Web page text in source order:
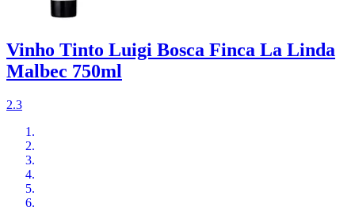
Vinho Tinto Luigi Bosca Finca La Linda
Malbec 750ml
2.3